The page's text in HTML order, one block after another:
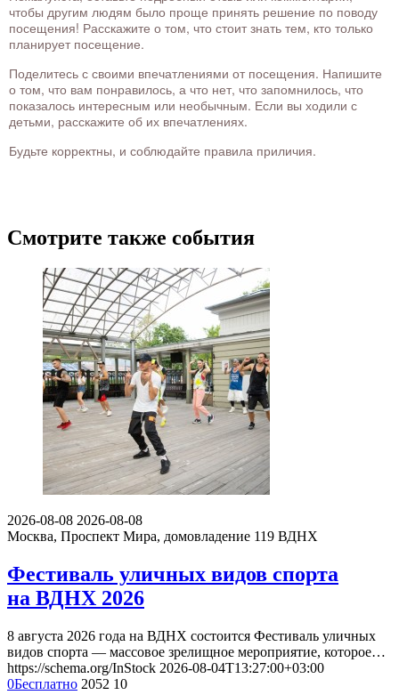
чтобы другим людям было проще принять решение по поводу
посещения! Расскажите о том, что стоит знать тем, кто только
планирует посещение.
Поделитесь с своими впечатлениями от посещения. Напишите
о том, что вам понравилось, а что нет, что запомнилось, что
показалось интересным или необычным. Если вы ходили с
детьми, расскажите об их впечатлениях.
Будьте корректны, и соблюдайте правила приличия.
Смотрите также события
2026-08-08 2026-08-08
Москва, Проспект Мира, домовладение 119 ВДНХ
Фестиваль уличных видов спорта
на ВДНХ 2026
8 августа 2026 года на ВДНХ состоится Фестиваль уличных
видов спорта — массовое зрелищное мероприятие, которое…
https://schema.org/InStock 2026-08-04T13:27:00+03:00
0Бесплатно 2052 10